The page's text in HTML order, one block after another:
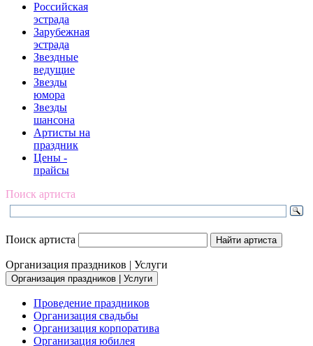
Российская
эстрада
Зарубежная
эстрада
Звездные
ведущие
Звезды
юмора
Звезды
шансона
Артисты на
праздник
Цены -
прайсы
Поиск артиста
Поиск артиста
Организация праздников | Услуги
Организация праздников | Услуги
Проведение праздников
Организация свадьбы
Организация корпоратива
Организация юбилея